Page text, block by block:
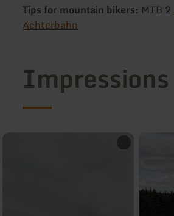
Tips for mountain bikers: MTB 2
Achterbahn
Impressions